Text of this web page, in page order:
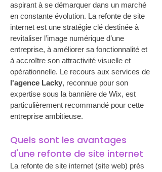
aspirant à se démarquer dans un marché
en constante évolution. La refonte de site
internet est une stratégie clé destinée à
revitaliser l’image numérique d’une
entreprise, à améliorer sa fonctionnalité et
à accroître son attractivité visuelle et
opérationnelle. Le recours aux services de
l'agence Lacky, reconnue pour son
expertise sous la bannière de Wix, est
particulièrement recommandé pour cette
entreprise ambitieuse.
Quels sont les avantages
d'une refonte de site internet
La refonte de site internet (site web) près